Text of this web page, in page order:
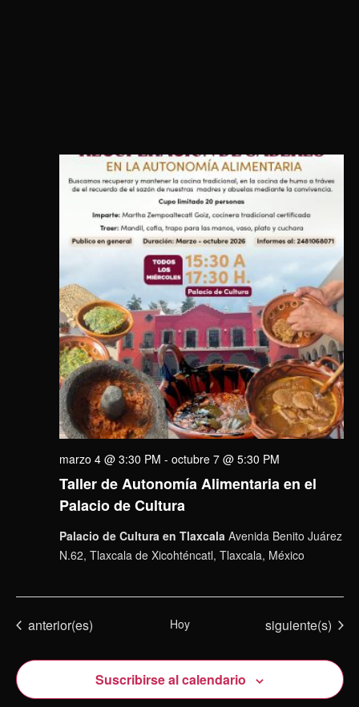
Taller de Autonomía Alimentaria en el
Palacio de Cultura
marzo 4 @ 3:30 PM - octubre 7 @ 5:30 PM
Palacio de Cultura en Tlaxcala Avenida Benito Juárez
N.62, Tlaxcala de Xicohténcatl, Tlaxcala, México
Eventos
anterior(es) Hoy Eventos
siguiente(s)
Suscribirse al calendario